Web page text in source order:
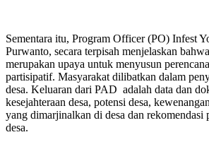
Sementara itu, Program Officer (PO) Infest
Purwanto, secara terpisah menjelaskan
merupakan upaya untuk menyusun
partisipatif. Masyarakat dilibatkan dalam
desa. Keluaran dari PAD adalah data dan
kesejahteraan desa, potensi desa,
yang dimarjinalkan di desa dan rekomendasi
desa.